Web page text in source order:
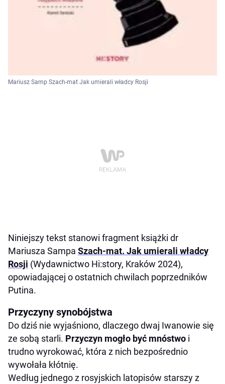
Mariusz Samp Szach-mat Jak umierali władcy Rosji
Niniejszy tekst stanowi fragment książki dr
Mariusza Sampa Szach-mat. Jak umierali władcy
Rosji (Wydawnictwo Hi:story, Kraków 2024),
opowiadającej o ostatnich chwilach poprzedników
Putina.
Przyczyny synobójstwa
Do dziś nie wyjaśniono, dlaczego dwaj Iwanowie się
ze sobą starli. Przyczyn mogło być mnóstwo i
trudno wyrokować, która z nich bezpośrednio
wywołała kłótnię.
Według jednego z rosyjskich latopisów starszy z